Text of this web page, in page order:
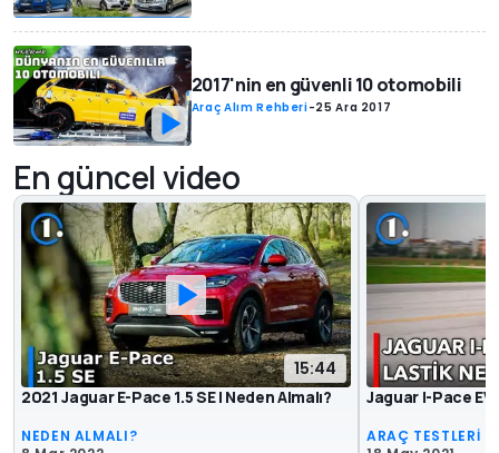
2017'nin en güvenli 10 otomobili
Araç Alım Rehberi-25 Ara 2017
En güncel video
15:44
2021 Jaguar E-Pace 1.5 SE | Neden Almalı?
NEDEN ALMALI?
Jaguar I-Pace
ARAÇ TESTLERİ